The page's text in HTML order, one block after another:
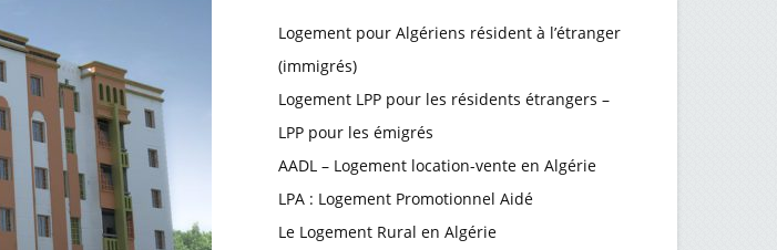
Logement pour Algériens résident à l’étranger
(immigrés)
Logement LPP pour les résidents étrangers –
LPP pour les émigrés
AADL – Logement location-vente en Algérie
LPA : Logement Promotionnel Aidé
Le Logement Rural en Algérie